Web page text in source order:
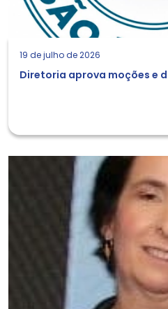
19 de julho de 2026
Diretoria aprova moções e